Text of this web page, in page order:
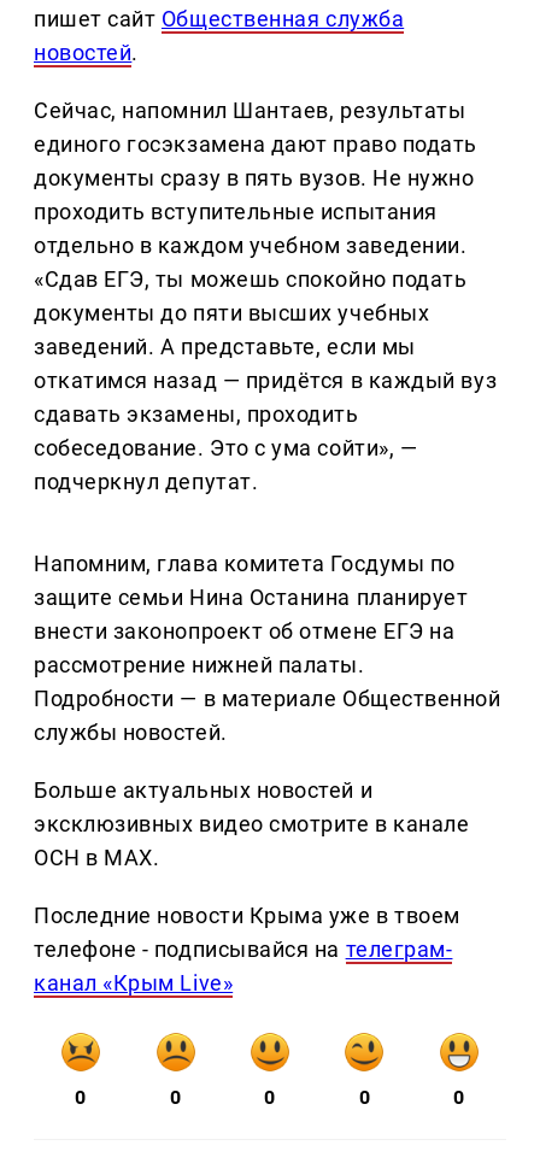
пишет сайт Общественная служба
новостей.
Сейчас, напомнил Шантаев, результаты
единого госэкзамена дают право подать
документы сразу в пять вузов. Не нужно
проходить вступительные испытания
отдельно в каждом учебном заведении.
«Сдав ЕГЭ, ты можешь спокойно подать
документы до пяти высших учебных
заведений. А представьте, если мы
откатимся назад — придётся в каждый вуз
сдавать экзамены, проходить
собеседование. Это с ума сойти», —
подчеркнул депутат.
Напомним, глава комитета Госдумы по
защите семьи Нина Останина планирует
внести законопроект об отмене ЕГЭ на
рассмотрение нижней палаты.
Подробности — в материале Общественной
службы новостей.
Больше актуальных новостей и
эксклюзивных видео смотрите в канале
ОСН в MAX.
Последние новости Крыма уже в твоем
телефоне - подписывайся на телеграм-
канал «Крым Live»
0 0 0 0 0